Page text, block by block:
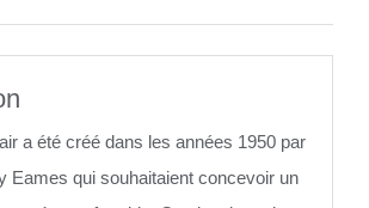
a été créé dans les années 1950 par
Eames qui souhaitaient concevoir un